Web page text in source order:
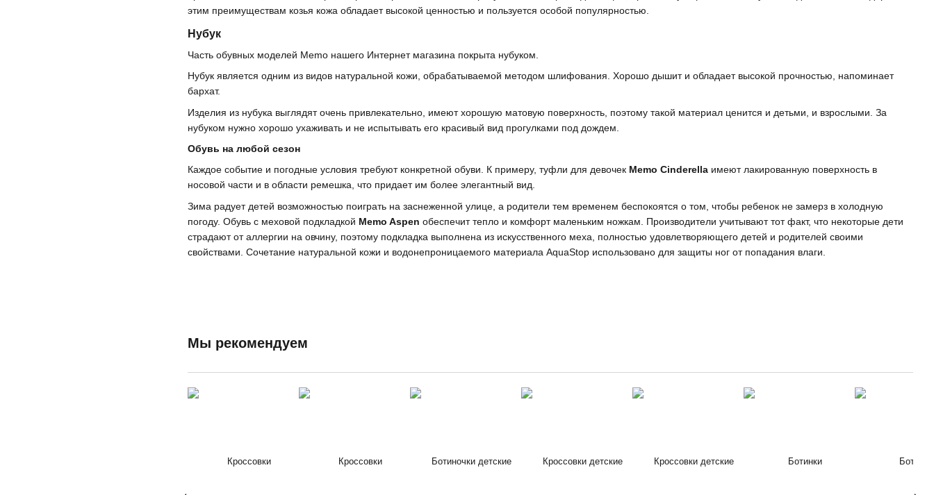
этим преимуществам козья кожа обладает высокой ценностью и пользуется особой популярностью.
Нубук
Часть обувных моделей Memo нашего Интернет магазина покрыта нубуком.
Нубук является одним из видов натуральной кожи, обрабатываемой методом шлифования. Хорошо дышит и обладает высокой прочностью, напоминает
бархат.
Изделия из нубука выглядят очень привлекательно, имеют хорошую матовую поверхность, поэтому такой материал ценится и детьми, и взрослыми. За
нубуком нужно хорошо ухаживать и не испытывать его красивый вид прогулками под дождем.
Обувь на любой сезон
Каждое событие и погодные условия требуют конкретной обуви. К примеру, туфли для девочек Memo Cinderella имеют лакированную поверхность в
носовой части и в области ремешка, что придает им более элегантный вид.
Зима радует детей возможностью поиграть на заснеженной улице, а родители тем временем беспокоятся о том, чтобы ребенок не замерз в холодную
погоду. Обувь с меховой подкладкой Memo Aspen обеспечит тепло и комфорт маленьким ножкам. Производители учитывают тот факт, что некоторые дети
страдают от аллергии на овчину, поэтому подкладка выполнена из искусственного меха, полностью удовлетворяющего детей и родителей своими
свойствами. Сочетание натуральной кожи и водонепроницаемого материала AquaStop использовано для защиты ног от попадания влаги.
Мы рекомендуем